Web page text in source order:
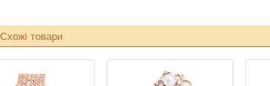
Схожі товари